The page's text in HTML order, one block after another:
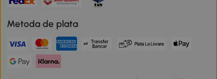
Metoda de plata